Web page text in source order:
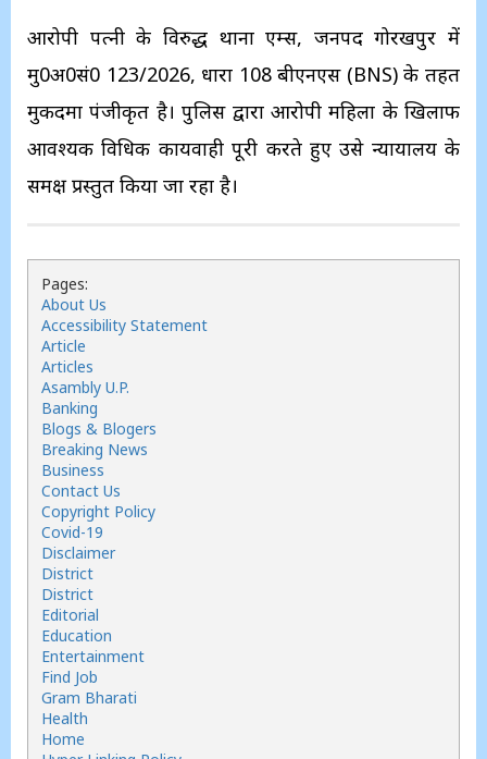
​आरोपी पत्नी के विरुद्ध थाना एम्स, जनपद गोरखपुर में
मु0अ0सं0 123/2026, धारा 108 बीएनएस (BNS) के तहत
मुकदमा पंजीकृत है। पुलिस द्वारा आरोपी महिला के खिलाफ
आवश्यक विधिक कार्यवाही पूरी करते हुए उसे न्यायालय के
समक्ष प्रस्तुत किया जा रहा है।
Pages:
About Us
Accessibility Statement
Article
Articles
Asambly U.P.
Banking
Blogs & Blogers
Breaking News
Business
Contact Us
Copyright Policy
Covid-19
Disclaimer
District
District
Editorial
Education
Entertainment
Find Job
Gram Bharati
Health
Home